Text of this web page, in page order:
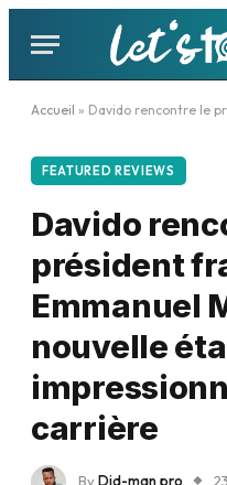
Accueil » Davido rencontre le président français
FEATURED REVIEWS
Davido
président
Emmanuel
nouvelle
carrière
ByDid-man pro